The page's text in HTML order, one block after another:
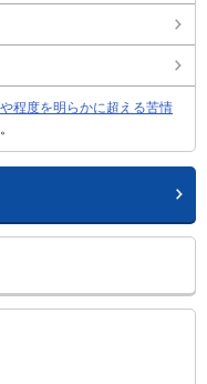
や程度を明らかに超える苦情